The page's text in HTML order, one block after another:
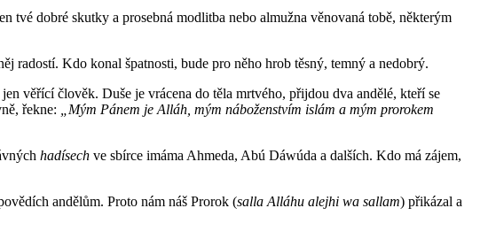
tvé dobré skutky a prosebná modlitba nebo almužna věnovaná tobě, některým
radostí. Kdo konal špatnosti, bude pro něho hrob těsný, temný a nedobrý.
věřící člověk. Duše je vrácena do těla mrtvého, přijdou dva andělé, kteří se
řekne: „Mým Pánem je Alláh, mým náboženstvím islám a mým prorokem
hadísech ve sbírce imáma Ahmeda, Abú Dáwúda a dalších. Kdo má zájem,
andělům. Proto nám náš Prorok (salla Alláhu alejhi wa sallam) přikázal a